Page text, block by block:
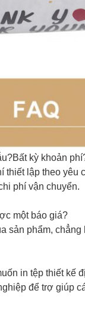
kỳ khoản
lập theo yêu
phí vận chuyển.
một báo giá?
sản phẩm,
in tệp thiết kế
để trợ giúp